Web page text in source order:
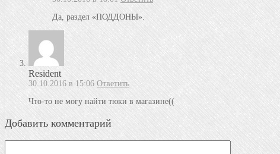
Да, раздел «ПОДДОНЫ».
Resident
30.10.2016 в 15:06 Ответить
Что-то не могу найти тюки в магазине((
Добавить комментарий